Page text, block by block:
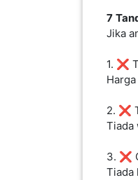
7
Jika
1. ❌
2. ❌
Tiada
3. ❌
Tiada